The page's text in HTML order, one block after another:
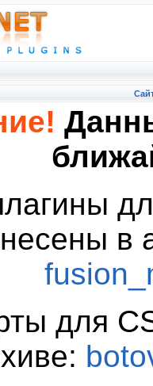
в
для